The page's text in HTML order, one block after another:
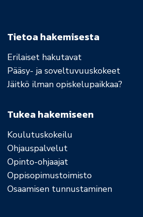
Tietoa hakemisesta
Erilaiset hakutavat
Pääsy- ja soveltuvuuskokeet
Jäitkö ilman opiskelupaikkaa?
Tukea hakemiseen
Koulutuskokeilu
Ohjauspalvelut
Opinto-ohjaajat
Oppisopimustoimisto
Osaamisen tunnustaminen